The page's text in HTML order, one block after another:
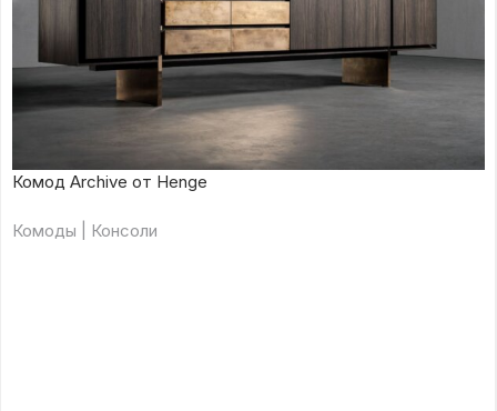
Комод Archive от Henge
Комоды | Консоли